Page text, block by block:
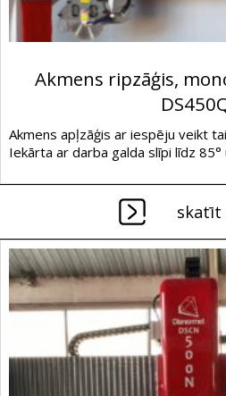
Akmens ripzāģis,
Akmens apļzāģis ar iespēju veikt
Iekārta ar darba galda slīpi līdz 85°
skatīt